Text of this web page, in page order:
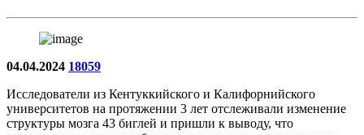
04.04.2024 18059
Исследователи из Кентуккийского и Калифорнийского
университетов на протяжении 3 лет отслеживали изменение
структуры мозга 43 биглей и пришли к выводу, что